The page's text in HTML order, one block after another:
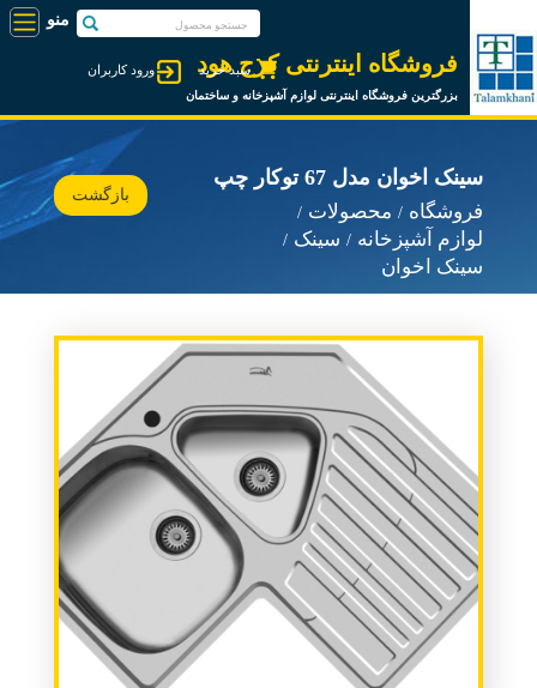
فروشگاه اینترنتی کرج هود
بزرگترین فروشگاه اینترنتی لوازم آشپزخانه و ساختمان
ورود کاربران سبد خرید
سینک اخوان مدل 67 توکار چپ
فروشگاه
محصولات
لوازم آشپزخانه
سینک
سینک اخوان
بازگشت